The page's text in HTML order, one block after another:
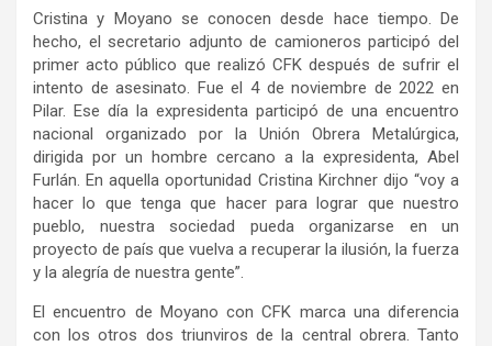
Cristina y Moyano se conocen desde hace tiempo. De
hecho, el secretario adjunto de camioneros participó del
primer acto público que realizó CFK después de sufrir el
intento de asesinato. Fue el 4 de noviembre de 2022 en
Pilar. Ese día la expresidenta participó de una encuentro
nacional organizado por la Unión Obrera Metalúrgica,
dirigida por un hombre cercano a la expresidenta, Abel
Furlán. En aquella oportunidad Cristina Kirchner dijo “voy a
hacer lo que tenga que hacer para lograr que nuestro
pueblo, nuestra sociedad pueda organizarse en un
proyecto de país que vuelva a recuperar la ilusión, la fuerza
y la alegría de nuestra gente”.
El encuentro de Moyano con CFK marca una diferencia
con los otros dos triunviros de la central obrera. Tanto